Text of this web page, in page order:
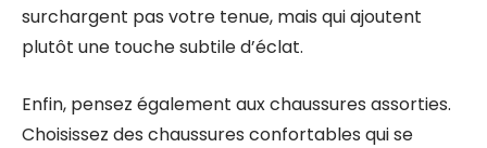
surchargent pas votre tenue, mais qui ajoutent
plutôt une touche subtile d’éclat.
Enfin, pensez également aux chaussures assorties.
Choisissez des chaussures confortables qui se